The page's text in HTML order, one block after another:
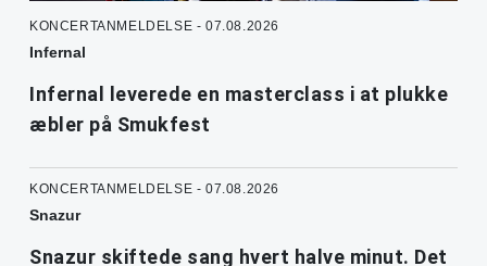
KONCERTANMELDELSE - 07.08.2026
Infernal
Infernal leverede en masterclass i at plukke
æbler på Smukfest
KONCERTANMELDELSE - 07.08.2026
Snazur
Snazur skiftede sang hvert halve minut. Det